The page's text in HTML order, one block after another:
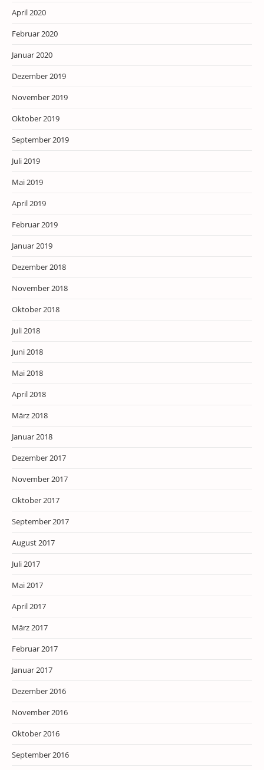
April 2020
Februar 2020
Januar 2020
Dezember 2019
November 2019
Oktober 2019
September 2019
Juli 2019
Mai 2019
April 2019
Februar 2019
Januar 2019
Dezember 2018
November 2018
Oktober 2018
Juli 2018
Juni 2018
Mai 2018
April 2018
März 2018
Januar 2018
Dezember 2017
November 2017
Oktober 2017
September 2017
August 2017
Juli 2017
Mai 2017
April 2017
März 2017
Februar 2017
Januar 2017
Dezember 2016
November 2016
Oktober 2016
September 2016